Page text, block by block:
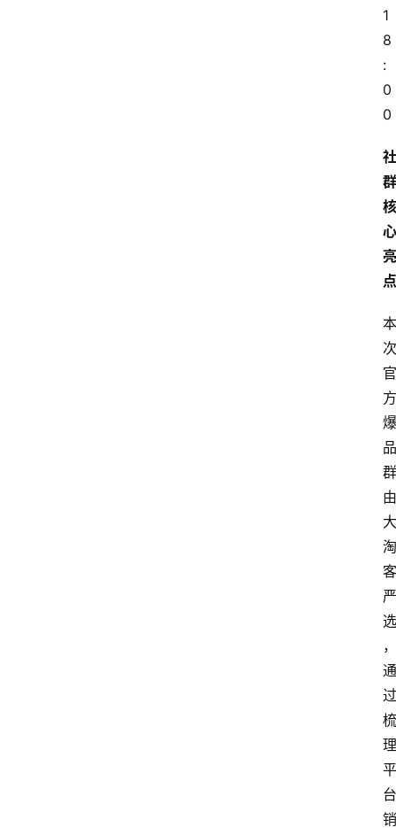
1
8
:
0
0
社
群
核
心
亮
点
本
次
官
方
爆
品
群
由
大
淘
客
严
选
，
通
过
梳
理
平
台
销